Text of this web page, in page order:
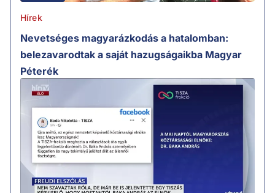
Hírek
Nevetséges magyarázkodás a hatalomban:
belezavarodtak a saját hazugságaikba Magyar
Péterék